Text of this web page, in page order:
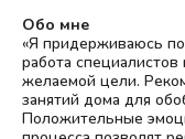
Обо мне
«Я придерживаюсь
работа
желаемой цели.
занятий дома для
Положительные